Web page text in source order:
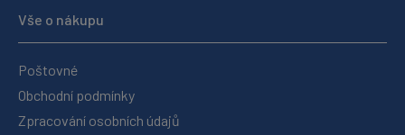
Vše o nákupu
Poštovné
Obchodní podmínky
Zpracování osobních údajů